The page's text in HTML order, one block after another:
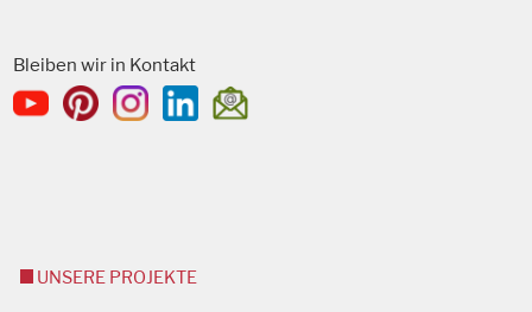
Bleiben wir in Kontakt
UNSERE PROJEKTE